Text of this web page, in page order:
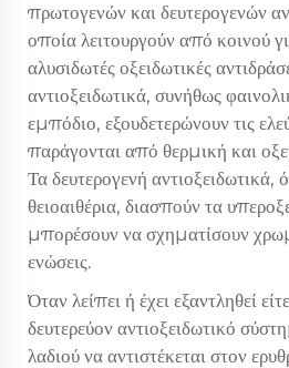
πρωτογενών και δευτερογενών
οποία λειτουργούν από κοινού
αλυσιδωτές οξειδωτικές
αντιοξειδωτικά, συνήθως
εμπόδιο, εξουδετερώνουν τις
παράγονται από θερμική και
Τα δευτερογενή
θειοαιθέρια, διασπούν τα
μπορέσουν να σχηματίσουν
ενώσεις.
Όταν λείπει ή έχει εξαντληθεί
δευτερεύον αντιοξειδωτικό
λαδιού να αντιστέκεται στον